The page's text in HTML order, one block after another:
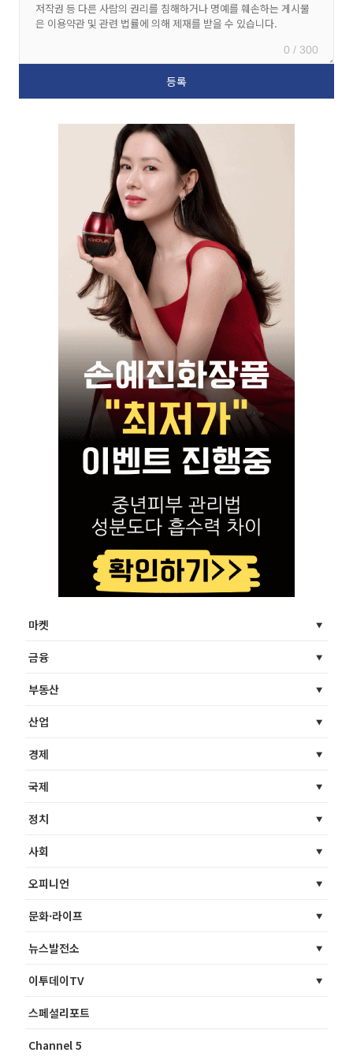
0 / 300
마켓
금융
부동산
산업
경제
국제
정치
사회
오피니언
문화·라이프
뉴스발전소
이투데이TV
스페셜리포트
Channel 5